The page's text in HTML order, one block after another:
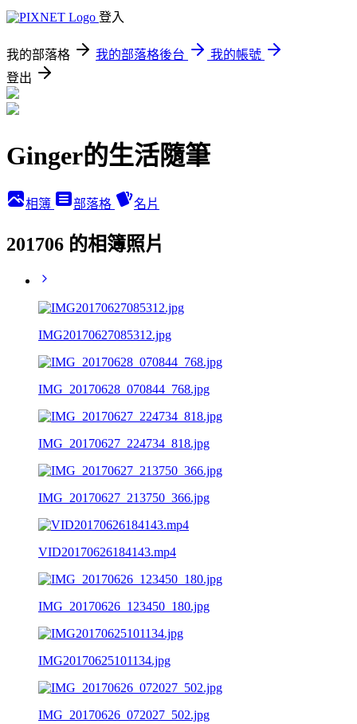
登入
我的部落格 我的部落格後台
我的帳號
登出
Ginger的生活隨筆
相簿 部落格 名片
201706 的相簿照片
IMG20170627085312.jpg
IMG_20170628_070844_768.jpg
IMG_20170627_224734_818.jpg
IMG_20170627_213750_366.jpg
VID20170626184143.mp4
IMG_20170626_123450_180.jpg
IMG20170625101134.jpg
IMG_20170626_072027_502.jpg